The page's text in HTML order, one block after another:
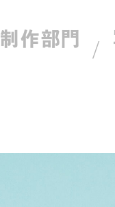
制作部門